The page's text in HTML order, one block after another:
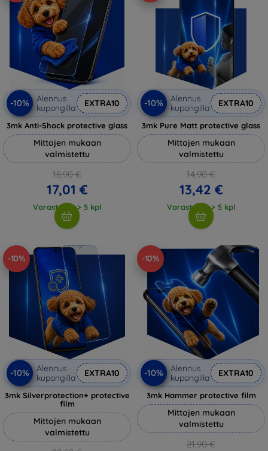
-10%
Alennus
kupongilla
EXTRA10
3mk Anti-Shock protective glass
Mittojen mukaan
valmistettu
18,90 €
17,01 €
Varastossa > 5 kpl
-10%
Alennus
kupongilla
EXTRA10
3mk Pure Matt protective glass
Mittojen mukaan
valmistettu
14,90 €
13,42 €
Varastossa > 5 kpl
-10%
-10%
Alennus
kupongilla
EXTRA10
3mk Silverprotection+ protective
film
Mittojen mukaan
valmistettu
-10%
-10%
Alennus
kupongilla
EXTRA10
3mk Hammer protective film
Mittojen mukaan
valmistettu
21,90 €